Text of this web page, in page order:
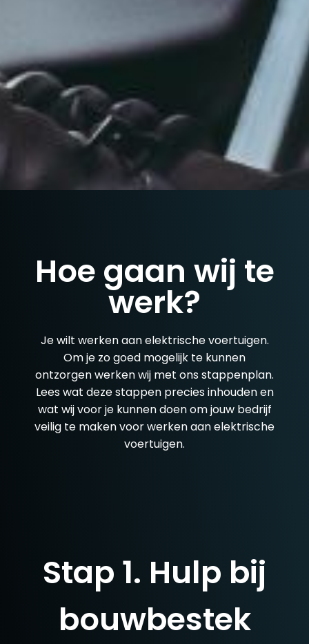
Hoe gaan wij te
werk?
Je wilt werken aan elektrische voertuigen.
Om je zo goed mogelijk te kunnen
ontzorgen werken wij met ons stappenplan.
Lees wat deze stappen precies inhouden en
wat wij voor je kunnen doen om jouw bedrijf
veilig te maken voor werken aan elektrische
voertuigen.
Stap 1. Hulp bij
bouwbestek